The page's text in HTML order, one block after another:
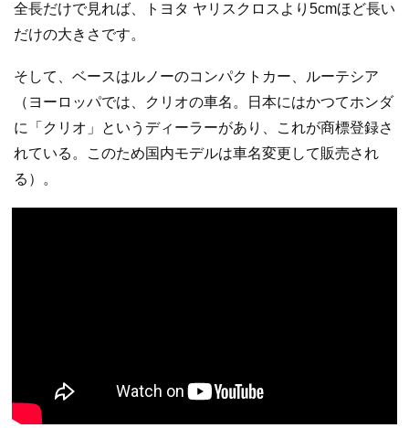
全長だけで見れば、トヨタ ヤリスクロスより5cmほど長い
だけの大きさです。
そして、ベースはルノーのコンパクトカー、ルーテシア
（ヨーロッパでは、クリオの車名。日本にはかつてホンダ
に「クリオ」というディーラーがあり、これが商標登録さ
れている。このため国内モデルは車名変更して販売され
る）。